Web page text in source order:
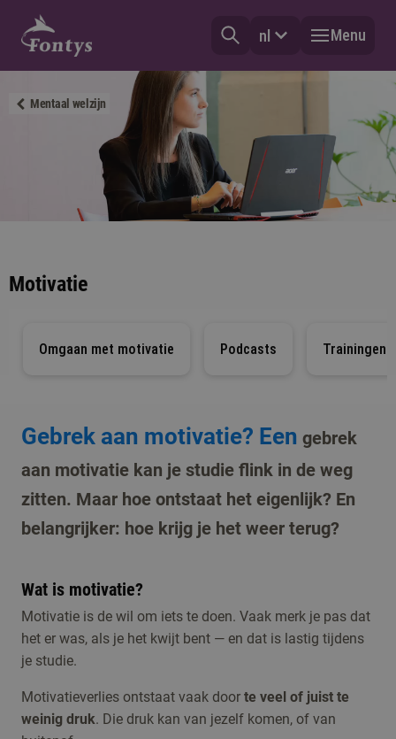
nl Menu
Mentaal welzijn
Motivatie
Omgaan met motivatie Podcasts Trainingen
Gebrek aan motivatie? Een gebrek
aan motivatie kan je studie flink in de weg
zitten. Maar hoe ontstaat het eigenlijk? En
belangrijker: hoe krijg je het weer terug?
Wat is motivatie?
Motivatie is de wil om iets te doen. Vaak merk je pas dat
het er was, als je het kwijt bent — en dat is lastig tijdens
je studie.
Motivatieverlies ontstaat vaak door te veel of juist te
weinig druk. Die druk kan van jezelf komen, of van